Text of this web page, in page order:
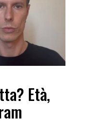
Età,